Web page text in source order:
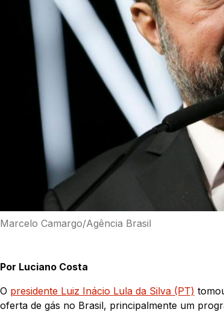
Marcelo Camargo/Agência Brasil
Por Luciano Costa
O presidente Luiz Inácio Lula da Silva (PT)
oferta de gás no Brasil, principalmente um